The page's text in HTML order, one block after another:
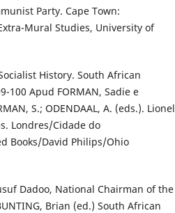
Party. Cape Town:
Mural Studies, University of
History. South African
100 Apud FORMAN, Sadie e
S.; ODENDAAL, A. (eds.). Lionel
Londres/Cidade do
Books/David Philips/Ohio
Dadoo, National Chairman of the
Brian (ed.) South African